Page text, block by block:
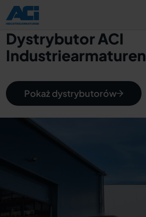
Dystrybutor ACI
Industriearmaturen
Pokaż dystrybutorów